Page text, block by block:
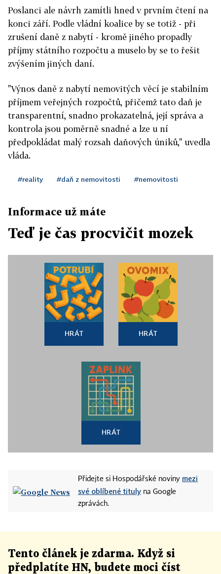
Poslanci ale návrh zamítli hned v prvním čtení na
konci září. Podle vládní koalice by se totiž - při
zrušení daně z nabytí - kromě jiného propadly
příjmy státního rozpočtu a muselo by se to řešit
zvýšením jiných daní.
"Výnos daně z nabytí nemovitých věcí je stabilním
příjmem veřejných rozpočtů, přičemž tato daň je
transparentní, snadno prokazatelná, její správa a
kontrola jsou poměrně snadné a lze u ní
předpokládat malý rozsah daňových úniků," uvedla
vláda.
#reality #daň z nemovitosti #nemovitosti
Informace už máte
Teď je čas procvičit mozek
HRÁT HRÁT
HRÁT
Přidejte si Hospodářské noviny mezi
své oblíbené tituly na Google
zprávách.
Tento článek je zdarma. Když si
předplatíte HN, budete moci číst